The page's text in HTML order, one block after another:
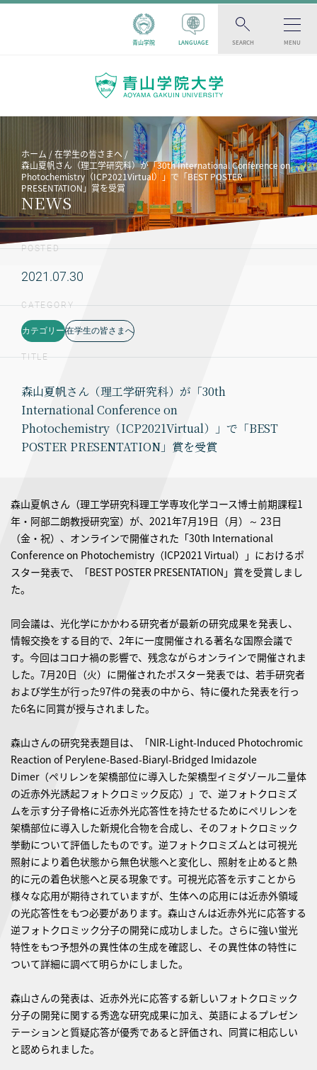
青山学院 LANGUAGE SEARCH MENU
ホーム
在学生の皆さまへ
森山夏帆さん（理工学研究科）が「30th International Conference on
Photochemistry（ICP2021Virtual）」で「BEST POSTER
PRESENTATION」賞を受賞
NEWS
POSTED
2021.07.30
CATEGORY
カテゴリー 在学生の皆さまへ
TITLE
森山夏帆さん（理工学研究科）が「30th
International Conference on
Photochemistry（ICP2021Virtual）」で「BEST
POSTER PRESENTATION」賞を受賞
森山夏帆さん（理工学研究科理工学専攻化学コース博士前期課程1
年・阿部二朗教授研究室）が、2021年7月19日（月）～ 23日
（金・祝）、オンラインで開催された「30th International
Conference on Photochemistry（ICP2021 Virtual）」におけるポ
スター発表で、「BEST POSTER PRESENTATION」賞を受賞しまし
た。
同会議は、光化学にかかわる研究者が最新の研究成果を発表し、
情報交換をする目的で、2年に一度開催される著名な国際会議で
す。今回はコロナ禍の影響で、残念ながらオンラインで開催されま
した。7月20日（火）に開催されたポスター発表では、若手研究者
および学生が行った97件の発表の中から、特に優れた発表を行っ
た6名に同賞が授与されました。
森山さんの研究発表題目は、「NIR-Light-Induced Photochromic
Reaction of Perylene-Based-Biaryl-Bridged Imidazole
Dimer（ペリレンを架橋部位に導入した架橋型イミダゾール二量体
の近赤外光誘起フォトクロミック反応）」で、逆フォトクロミズ
ムを示す分子骨格に近赤外光応答性を持たせるためにペリレンを
架橋部位に導入した新規化合物を合成し、そのフォトクロミック
挙動について評価したものです。逆フォトクロミズムとは可視光
照射により着色状態から無色状態へと変化し、照射を止めると熱
的に元の着色状態へと戻る現象です。可視光応答を示すことから
様々な応用が期待されていますが、生体への応用には近赤外領域
の光応答性をもつ必要があります。森山さんは近赤外光に応答する
逆フォトクロミック分子の開発に成功しました。さらに強い蛍光
特性をもつ予想外の異性体の生成を確認し、その異性体の特性に
ついて詳細に調べて明らかにしました。
森山さんの発表は、近赤外光に応答する新しいフォトクロミック
分子の開発に関する秀逸な研究成果に加え、英語によるプレゼン
テーションと質疑応答が優秀であると評価され、同賞に相応しい
と認められました。